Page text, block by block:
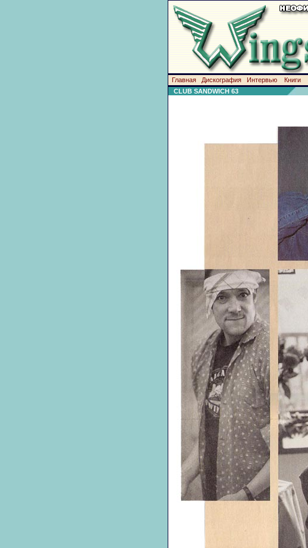
Главная Дискография Интервью Книги
CLUB SANDWICH 63